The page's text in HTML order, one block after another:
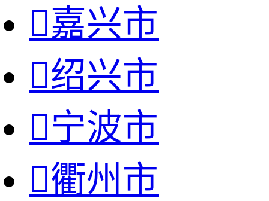
嘉兴市
绍兴市
宁波市
衢州市